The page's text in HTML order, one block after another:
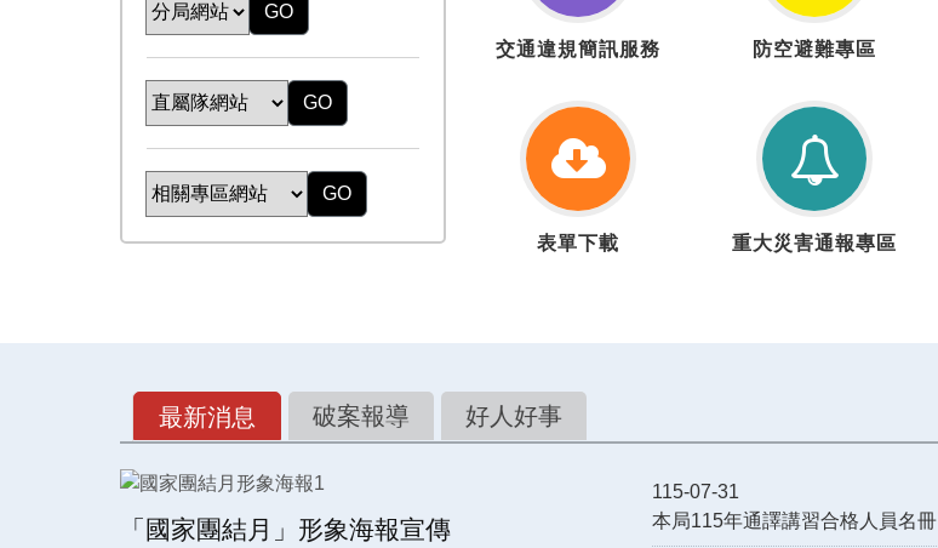
GO
GO
GO
通
規
簡
訊
服
務
交通違規簡訊服務
空
散
避
難
專
區
防空避難專區
單
表單下載
大
重大災害通報專區
最新消息 破案報導 好人好事
「國家團結月」形象海報宣傳
115-07-31
本局115年通譯講習合格人員名冊